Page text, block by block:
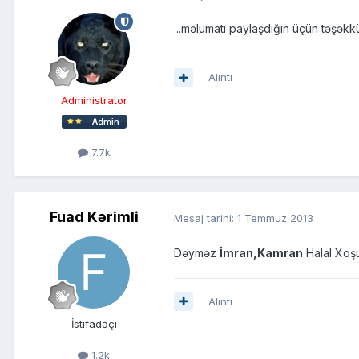
Administrator
7.7k
...məlumatı paylaşdığın üçün
Alıntı
Fuad Kərimli
İstifadəçi
1.2k
Mesaj tarihi: 1 Temmuz 2013
Dəyməz İmran,Kamran Halal
Alıntı